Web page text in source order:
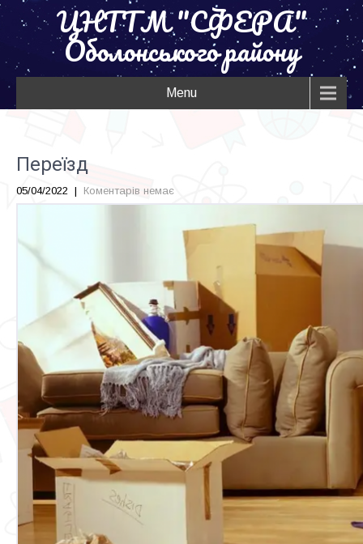
ЦНТТМ "СФЕРА"
Оболонського району
Menu
Переїзд
05/04/2022 | Коментарів немає